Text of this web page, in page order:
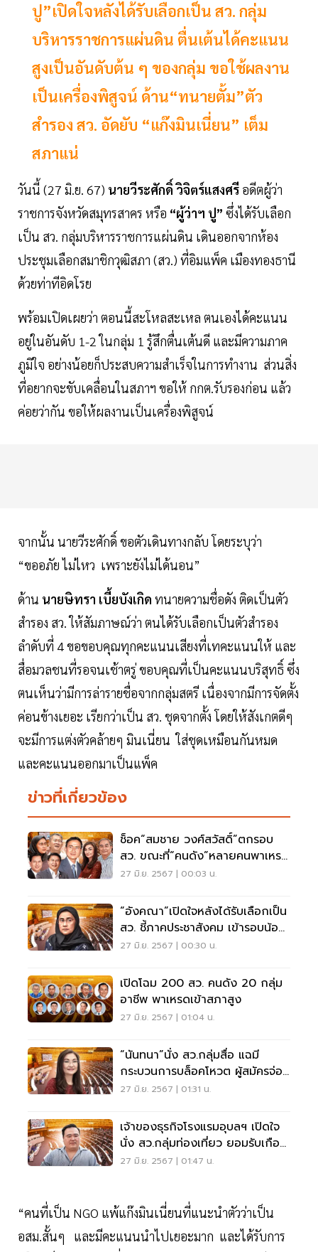
ปู”เปิดใจหลังได้รับเลือกเป็น สว. กลุ่ม
บริหารราชการแผ่นดิน ตื่นเต้นได้คะแนน
สูงเป็นอันดับต้น ๆ ของกลุ่ม ขอใช้ผลงาน
เป็นเครื่องพิสูจน์ ด้าน“ทนายตั้ม”ตัว
สำรอง สว. อัดยับ “แก๊งมินเนี่ยน” เต็ม
สภาแน่
วันนี้ (27 มิ.ย. 67) นายวีระศักดิ์ วิจิตร์แสงศรี อดีตผู้ว่า
ราชการจังหวัดสมุทรสาคร หรือ “ผู้ว่าฯ ปู” ซึ่งได้รับเลือก
เป็น สว. กลุ่มบริหารราชการแผ่นดิน เดินออกจากห้อง
ประชุมเลือกสมาชิกวุฒิสภา (สว.) ที่อิมแพ็ค เมืองทองธานี
ด้วยท่าทีอิดโรย
พร้อมเปิดเผยว่า ตอนนี้สะโหลสะเหล ตนเองได้คะแนน
อยู่ในอันดับ 1-2 ในกลุ่ม 1 รู้สึกตื่นเต้นดี และมีความภาค
ภูมิใจ อย่างน้อยก็ประสบความสำเร็จในการทำงาน ส่วนสิ่ง
ที่อยากจะขับเคลื่อนในสภาฯ ขอให้ กกต.รับรองก่อน แล้ว
ค่อยว่ากัน ขอให้ผลงานเป็นเครื่องพิสูจน์
จากนั้น นายวีระศักดิ์ ขอตัวเดินทางกลับ โดยระบุว่า
“ขออภัย ไม่ไหว เพราะยังไม่ได้นอน”
ด้าน นายษิทรา เบี้ยบังเกิด ทนายความชื่อดัง ติดเป็นตัว
สำรอง สว. ให้สัมภาษณ์ว่า ตนได้รับเลือกเป็นตัวสำรอง
ลำดับที่ 4 ขอขอบคุณทุกคะแนนเสียงที่เทคะแนนให้ และ
สื่อมวลชนที่รอจนเช้าตรู่ ขอบคุณที่เป็นคะแนนบริสุทธิ์ ซึ่ง
ตนเห็นว่ามีการล่ารายชื่อจากกลุ่มสตรี เนื่องจากมีการจัดตั้ง
ค่อนข้างเยอะ เรียกว่าเป็น สว. ชุดจากตั้ง โดยให้สังเกตดีๆ
จะมีการแต่งตัวคล้ายๆ มินเนี่ยน ใส่ชุดเหมือนกันหมด
และคะแนนออกมาเป็นแพ็ค
ข่าวที่เกี่ยวข้อง
ช็อค“สมชาย วงศ์สวัสดิ์”ตกรอบ
สว. ขณะที่“คนดัง”หลายคนพาเหรด
เข้าสภาสูง
27 มิ.ย. 2567 | 00:03 น.
“อังคณา”เปิดใจหลังได้รับเลือกเป็น
สว. ชี้ภาคประชาสังคม เข้ารอบน้อย
มาก
27 มิ.ย. 2567 | 00:30 น.
เปิดโฉม 200 สว. คนดัง 20 กลุ่ม
อาชีพ พาเหรดเข้าสภาสูง
27 มิ.ย. 2567 | 01:04 น.
“นันทนา”นั่ง สว.กลุ่มสื่อ แฉมี
กระบวนการบล็อคโหวต ผู้สมัครจ่อ
ยื่นกกต.สอบ
27 มิ.ย. 2567 | 01:31 น.
เจ้าของธุรกิจโรงแรมอุบลฯ เปิดใจ
นั่ง สว.กลุ่มท่องเที่ยว ยอมรับเกือบ
ถอดใจ
27 มิ.ย. 2567 | 01:47 น.
“คนที่เป็น NGO แพ้แก๊งมินเนี่ยนที่แนะนำตัวว่าเป็น
อสม.สั้นๆ และมีคะแนนนำไปเยอะมาก และได้รับการ